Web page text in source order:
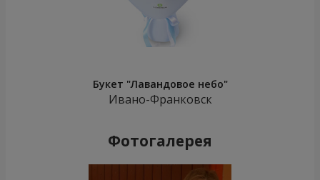
Букет "Лавандовое небо"
Ивано-Франковск
Фотогалерея